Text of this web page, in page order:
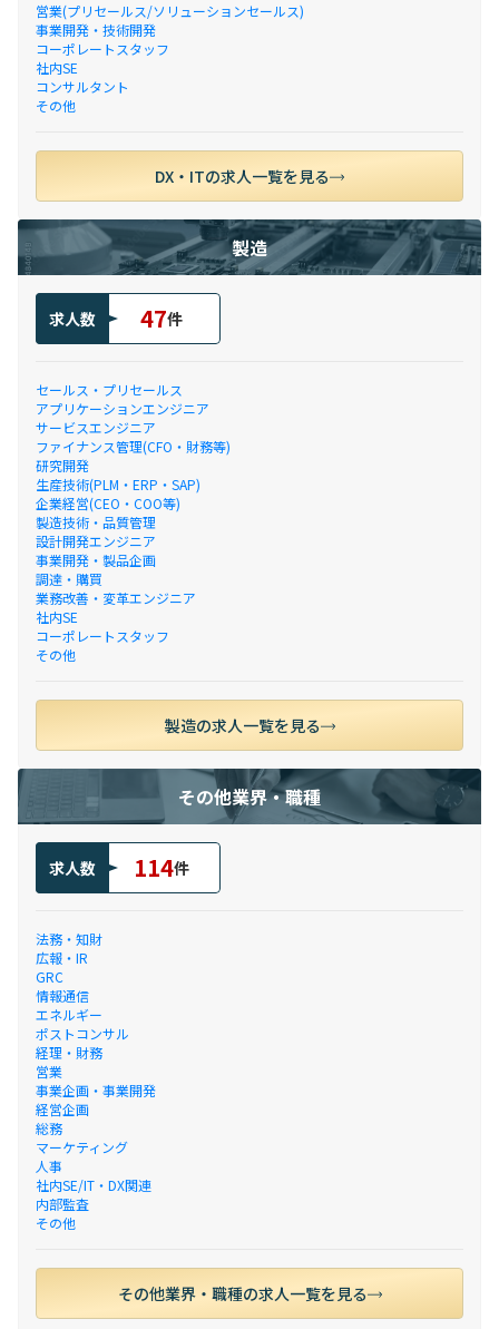
営業(プリセールス/ソリューションセールス)
事業開発・技術開発
コーポレートスタッフ
社内SE
コンサルタント
その他
DX・ITの求人一覧を見る
製造
求人数 47件
セールス・プリセールス
アプリケーションエンジニア
サービスエンジニア
ファイナンス管理(CFO・財務等)
研究開発
生産技術(PLM・ERP・SAP)
企業経営(CEO・COO等)
製造技術・品質管理
設計開発エンジニア
事業開発・製品企画
調達・購買
業務改善・変革エンジニア
社内SE
コーポレートスタッフ
その他
製造の求人一覧を見る
その他業界・職種
求人数 114件
法務・知財
広報・IR
GRC
情報通信
エネルギー
ポストコンサル
経理・財務
営業
事業企画・事業開発
経営企画
総務
マーケティング
人事
社内SE/IT・DX関連
内部監査
その他
その他業界・職種の求人一覧を見る